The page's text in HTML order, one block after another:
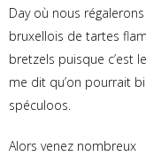
Day où nous
bruxellois de tartes
bretzels puisque c’est
me dit qu’on pourrait
spéculoos.
Alors venez nombreux